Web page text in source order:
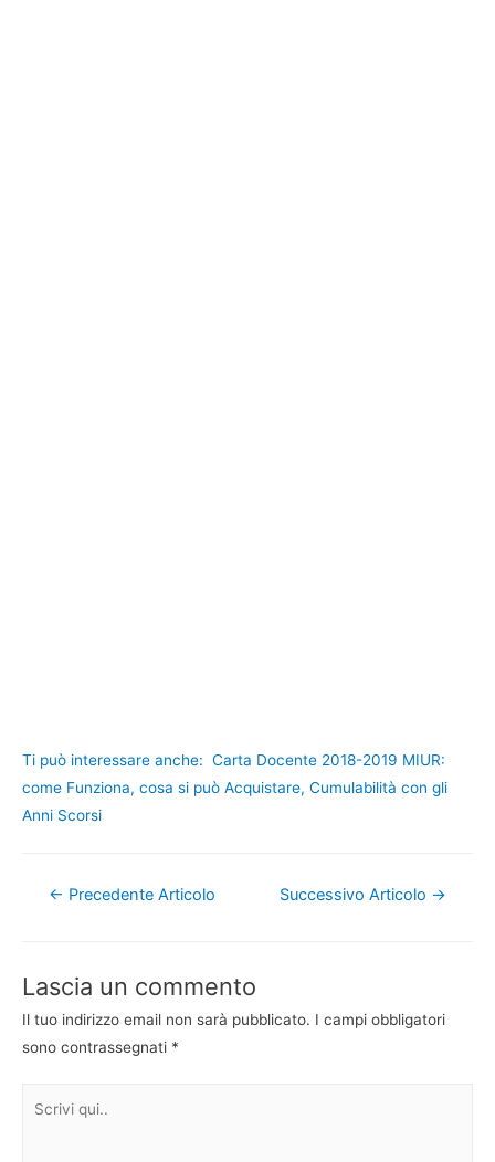
Ti può interessare anche: Carta Docente 2018-2019 MIUR:
come Funziona, cosa si può Acquistare, Cumulabilità con gli
Anni Scorsi
Navigazione
← Precedente Articolo Successivo Articolo →
Lascia un commento
Il tuo indirizzo email non sarà pubblicato. I campi obbligatori
sono contrassegnati *